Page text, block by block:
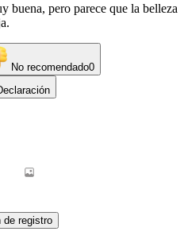
buena, pero parece que la belleza
No recomendado0
de registro